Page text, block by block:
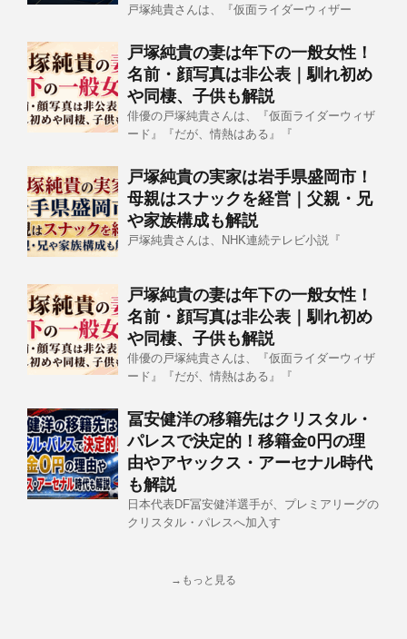
戸塚純貴さんは、『仮面ライダーウィザー
戸塚純貴の妻は年下の一般女性！
名前・顔写真は非公表｜馴れ初め
や同棲、子供も解説
俳優の戸塚純貴さんは、『仮面ライダーウィザ
ード』『だが、情熱はある』『
戸塚純貴の実家は岩手県盛岡市！
母親はスナックを経営｜父親・兄
や家族構成も解説
戸塚純貴さんは、NHK連続テレビ小説『
戸塚純貴の妻は年下の一般女性！
名前・顔写真は非公表｜馴れ初め
や同棲、子供も解説
俳優の戸塚純貴さんは、『仮面ライダーウィザ
ード』『だが、情熱はある』『
冨安健洋の移籍先はクリスタル・
パレスで決定的！移籍金0円の理
由やアヤックス・アーセナル時代
も解説
日本代表DF冨安健洋選手が、プレミアリーグの
クリスタル・パレスへ加入す
→もっと見る